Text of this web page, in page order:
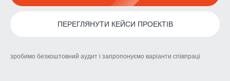
ПЕРЕГЛЯНУТИ КЕЙСИ ПРОЕКТІВ
зробимо безкоштовний аудит і запропонуємо варіанти співпраці